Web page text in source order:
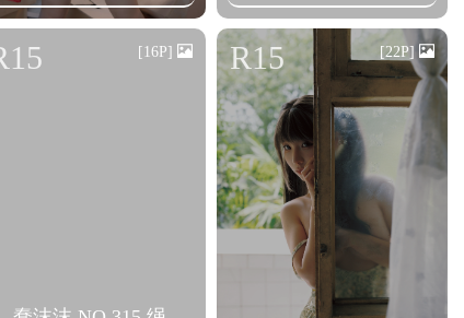
[16P] R15 [22P]